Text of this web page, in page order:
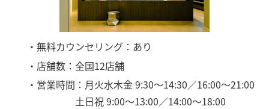
・無料カウンセリング：あり
・店舗数：全国12店舗
・営業時間：月火水木金 9:30～14:30／16:00～21:00
土日祝 9:00～13:00／14:00～18:00